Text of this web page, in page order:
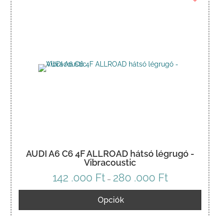
AUDI A6 C6 4F ALLROAD hátsó légrugó -
Vibracoustic
142 .000 Ft – 280 .000 FtÁrtartomány:
142
-
Opciók